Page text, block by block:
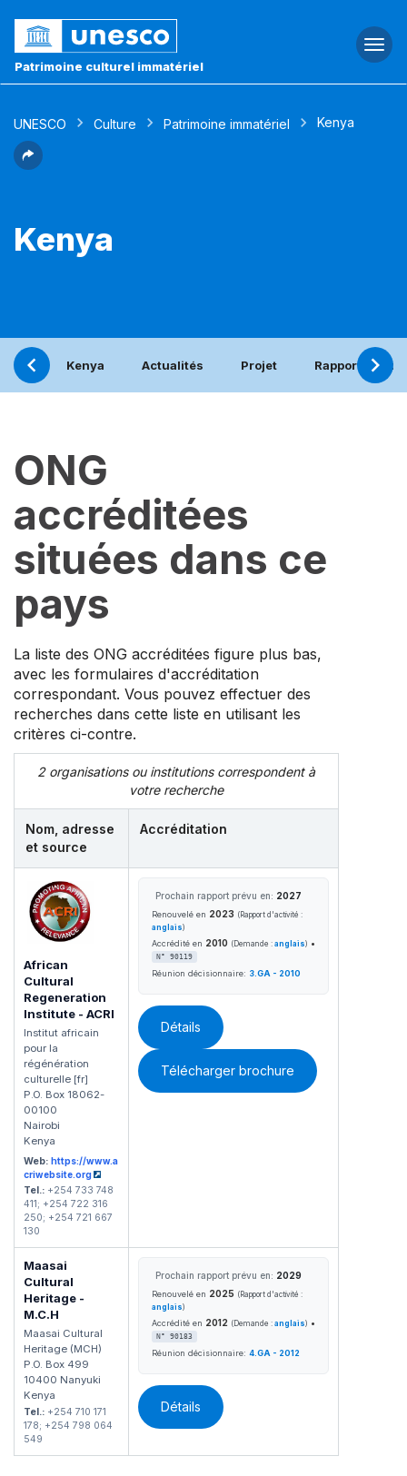
Patrimoine culturel immatériel
UNESCO Culture Patrimoine immatériel Kenya
Kenya
Kenya Actualités Projet Rapport
ONG
accréditées
situées dans ce
pays
La liste des ONG accréditées figure plus bas,
avec les formulaires d'accréditation
correspondant. Vous pouvez effectuer des
recherches dans cette liste en utilisant les
critères ci-contre.
2 organisations ou institutions correspondent à
votre recherche
Nom, adresse
et source
Accréditation
African
Cultural
Regeneration
Institute - ACRI
Institut africain
pour la
régénération
culturelle [fr]
P.O. Box 18062-
00100
Nairobi
Kenya
Web: https://www.a
criwebsite.org
Tel.: +254 733 748
411; +254 722 316
250; +254 721 667
130
Prochain rapport prévu en: 2027
Renouvelé en 2023 (Rapport d'activité :
anglais)
Accrédité en 2010 (Demande : anglais) •
N° 90119
Réunion décisionnaire: 3.GA - 2010
Détails
Télécharger brochure
Maasai
Cultural
Heritage -
M.C.H
Maasai Cultural
Heritage (MCH)
P.O. Box 499
10400 Nanyuki
Kenya
Tel.: +254 710 171
178; +254 798 064
549
Prochain rapport prévu en: 2029
Renouvelé en 2025 (Rapport d'activité :
anglais)
Accrédité en 2012 (Demande : anglais) •
N° 90183
Réunion décisionnaire: 4.GA - 2012
Détails